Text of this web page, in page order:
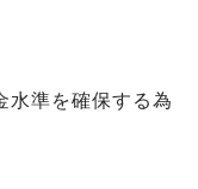
水準を確保する為